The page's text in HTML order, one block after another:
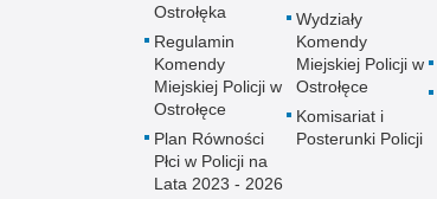
Ostrołęka
Regulamin
Komendy
Miejskiej Policji w
Ostrołęce
Plan Równości
Płci w Policji na
Lata 2023 - 2026
Wydziały
Komendy
Miejskiej Policji w
Ostrołęce
Komisariat i
Posterunki Policji